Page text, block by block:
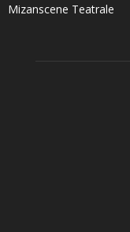
Mizanscene Teatrale